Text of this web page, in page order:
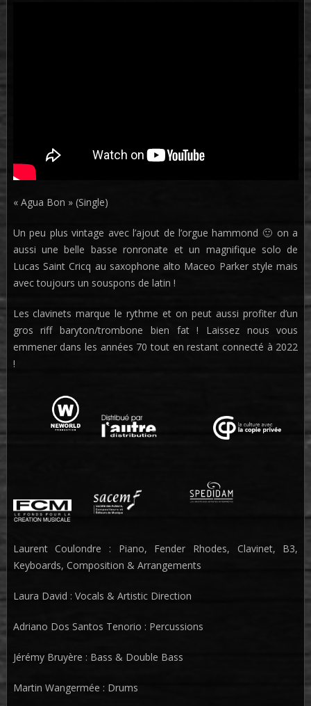
« Agua Bon » (Single)
Un peu plus vintage avec l’ajout de l’orgue hammond 🙂 on a
aussi une belle basse ronronate et un magnifique solo de
Lucas Saint Cricq au saxophone alto Maceo Parker style mais
avec toujours un souspons de latin !
Les clavinets marque le rythme et on peut aussi profiter d’un
gros riff baryton/trombone bien fat ! Laissez nous vous
emmener dans les années 70 tout en restant connecté à 2022
!
Laurent Coulondre : Piano, Fender Rhodes, Clavinet, B3,
Keyboards, Composition & Arrangements
Laura David : Vocals & Artistic Direction
Adriano Dos Santos Tenorio : Percussions
Jérémy Bruyère : Bass & Double Bass
Martin Wangermée : Drums